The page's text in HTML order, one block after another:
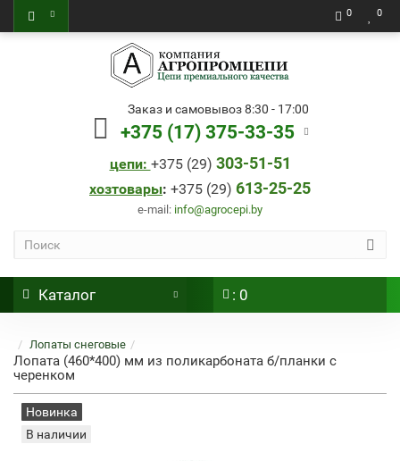
0 0
Заказ и самовывоз 8:30 - 17:00
+375 (17) 375-33-35
цепи: +375 (29) 303-51-51
хозтовары: +375 (29) 613-25-25
e-mail: info@agrocepi.by
Каталог : 0
Лопаты снеговые
Лопата (460*400) мм из поликарбоната б/планки с
черенком
Новинка
В наличии